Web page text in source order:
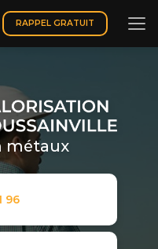
RAPPEL GRATUIT
métaux
96